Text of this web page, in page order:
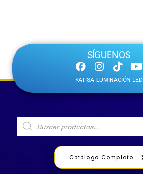
SÍGUENOS
KATISA ILUMINACIÓN LED
Catálogo Completo